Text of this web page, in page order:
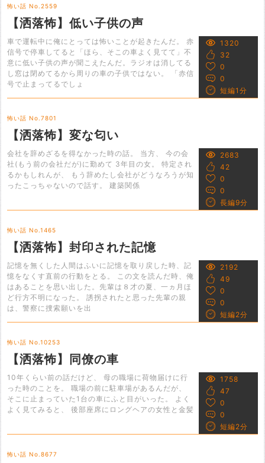
怖い話 No.2559
【洒落怖】低い子供の声
車で運転中に俺にとっては怖いことが起きたんだ。 赤
信号で停車してると「ほら、そこの車よく見てて」不
意に低い子供の声が聞こえたんだ。ラジオは消してる
し窓は閉めてるから周りの車の子供ではない。 「赤信
号で止まってるでしょ
1320
32
0
0
短編1分
怖い話 No.7801
【洒落怖】変な匂い
会社を辞めざるを得なかった時の話。 当方、 今の会
社(もう前の会社だが)に勤めて 3年目の女。 特定され
るかもしれんが、 もう辞めたし会社がどうなろうが知
ったこっちゃないので話す。 建築関係
2683
42
0
0
長編9分
怖い話 No.1465
【洒落怖】封印された記憶
記憶を無くした人間はふいに記憶を取り戻した時、記
憶をなくす直前の行動をとる。 この文を読んだ時、俺
はあることを思い出した。先輩は８才の夏、一ヵ月ほ
ど行方不明になった。 誘拐されたと思った先輩の親
は、警察に捜索願いを出
2192
49
0
0
短編2分
怖い話 No.10253
【洒落怖】同僚の車
10年くらい前の話だけど、 母の職場に荷物届けに行
った時のことを。 職場の前に駐車場があるんだが、
そこに止まっていた1台の車にふと目がいった。 よく
よく見てみると、 後部座席にロングヘアの女性と金髪
1758
47
0
0
短編2分
怖い話 No.8677